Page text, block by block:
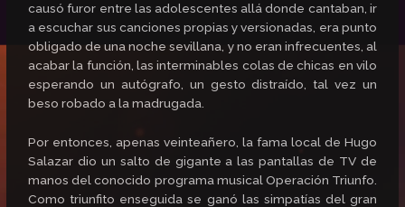
causó furor entre las adolescentes allá donde cantaban, ir
a escuchar sus canciones propias y versionadas, era punto
obligado de una noche sevillana, y no eran infrecuentes, al
acabar la función, las interminables colas de chicas en vilo
esperando un autógrafo, un gesto distraído, tal vez un
beso robado a la madrugada.
Por entonces, apenas veinteañero, la fama local de Hugo
Salazar dio un salto de gigante a las pantallas de TV de
manos del conocido programa musical Operación Triunfo.
Como triunfito enseguida se ganó las simpatías del gran